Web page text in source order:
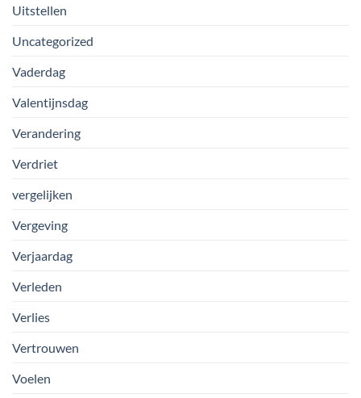
Uitstellen
Uncategorized
Vaderdag
Valentijnsdag
Verandering
Verdriet
vergelijken
Vergeving
Verjaardag
Verleden
Verlies
Vertrouwen
Voelen